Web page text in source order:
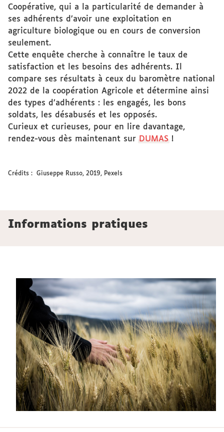
Coopérative, qui a la particularité de demander à
ses adhérents d’avoir une exploitation en
agriculture biologique ou en cours de conversion
seulement.
Cette enquête cherche à connaître le taux de
satisfaction et les besoins des adhérents. Il
compare ses résultats à ceux du baromètre national
2022 de la coopération Agricole et détermine ainsi
des types d’adhérents : les engagés, les bons
soldats, les désabusés et les opposés.
Curieux et curieuses, pour en lire davantage,
rendez-vous dès maintenant sur DUMAS !
Crédits : Giuseppe Russo, 2019, Pexels
Informations pratiques